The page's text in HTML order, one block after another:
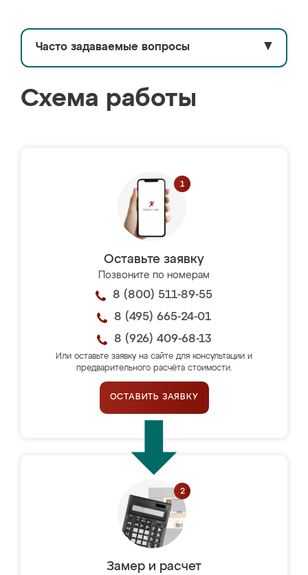
Часто задаваемые вопросы ▼
Схема работы
Оставьте заявку
Позвоните по номерам
8 (800) 511-89-55
8 (495) 665-24-01
8 (926) 409-68-13
Или оставьте заявку на сайте для консультации и
предварительного расчёта стоимости.
ОСТАВИТЬ ЗАЯВКУ
Замер и расчет